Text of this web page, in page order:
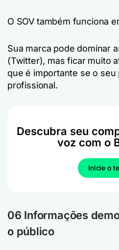
O SOV também funciona
Sua marca pode dominar
(Twitter), mas ficar muito
que é importante se o
profissional.
Descubra seu
voz com o
Inicie o
06 Informações
o público